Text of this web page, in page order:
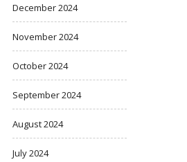
December 2024
November 2024
October 2024
September 2024
August 2024
July 2024